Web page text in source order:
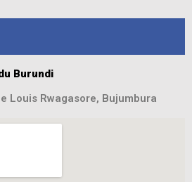
Burundi
Louis Rwagasore, Bujumbura